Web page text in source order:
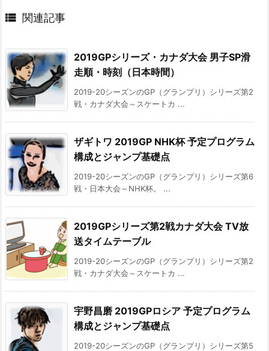
 関連記事
2019GPシリーズ・カナダ大会 男子SP滑
走順・時刻（日本時間）
2019-20シーズンのGP（グランプリ）シリーズ第2
戦・カナダ大会～スケートカ ...
ザギトワ 2019GP NHK杯 予定プログラム
構成とジャンプ基礎点
2019-20シーズンのGP（グランプリ）シリーズ第6
戦・日本大会～NHK杯。 ...
2019GPシリーズ第2戦カナダ大会 TV放
送タイムテーブル
2019-20シーズンのGP（グランプリ）シリーズ第2
戦・カナダ大会～スケートカ ...
宇野昌磨 2019GPロシア 予定プログラム
構成とジャンプ基礎点
2019-20シーズンのGP（グランプリ）シリーズ第5